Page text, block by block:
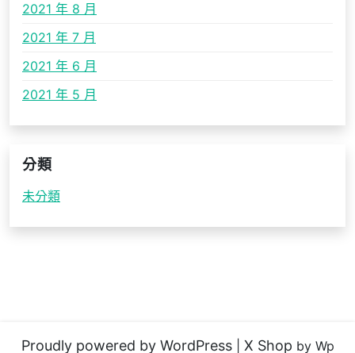
2021 年 8 月
2021 年 7 月
2021 年 6 月
2021 年 5 月
分類
未分類
Proudly powered by WordPress X Shop by Wp